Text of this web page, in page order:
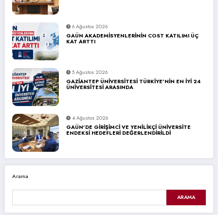
6 Ağustos 2026
GAÜN AKADEMİSYENLERİNİN COST KATILIMI ÜÇ
KAT ARTTI
5 Ağustos 2026
GAZİANTEP ÜNİVERSİTESİ TÜRKİYE’NİN EN İYİ 24
ÜNİVERSİTESİ ARASINDA
4 Ağustos 2026
GAÜN’DE GİRİŞİMCİ VE YENİLİKÇİ ÜNİVERSİTE
ENDEKSİ HEDEFLERİ DEĞERLENDİRİLDİ
Arama
ARAMA